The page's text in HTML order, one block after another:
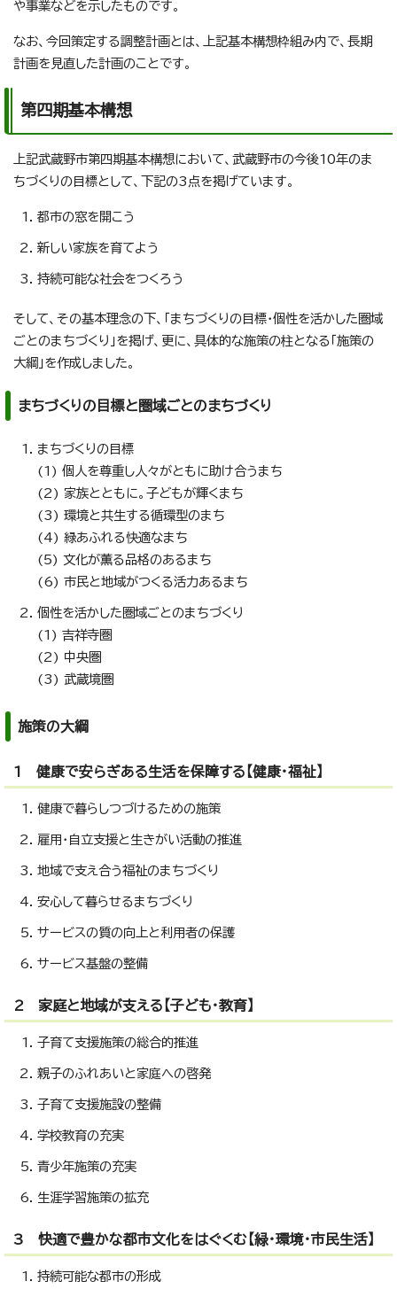
や事業などを示したものです。
なお、今回策定する調整計画とは、上記基本構想枠組み内で、長期
計画を見直した計画のことです。
第四期基本構想
上記武蔵野市第四期基本構想において、武蔵野市の今後10年のま
ちづくりの目標として、下記の3点を掲げています。
都市の窓を開こう
新しい家族を育てよう
持続可能な社会をつくろう
そして、その基本理念の下、「まちづくりの目標・個性を活かした圏域
ごとのまちづくり」を掲げ、更に、具体的な施策の柱となる「施策の
大綱」を作成しました。
まちづくりの目標と圏域ごとのまちづくり
まちづくりの目標
(1) 個人を尊重し人々がともに助け合うまち
(2) 家族とともに。子どもが輝くまち
(3) 環境と共生する循環型のまち
(4) 緑あふれる快適なまち
(5) 文化が薫る品格のあるまち
(6) 市民と地域がつくる活力あるまち
個性を活かした圏域ごとのまちづくり
(1) 吉祥寺圏
(2) 中央圏
(3) 武蔵境圏
施策の大綱
1 健康で安らぎある生活を保障する【健康・福祉】
健康で暮らしつづけるための施策
雇用・自立支援と生きがい活動の推進
地域で支え合う福祉のまちづくり
安心して暮らせるまちづくり
サービスの質の向上と利用者の保護
サービス基盤の整備
2 家庭と地域が支える【子ども・教育】
子育て支援施策の総合的推進
親子のふれあいと家庭への啓発
子育て支援施設の整備
学校教育の充実
青少年施策の充実
生涯学習施策の拡充
3 快適で豊かな都市文化をはぐくむ【緑・環境・市民生活】
持続可能な都市の形成